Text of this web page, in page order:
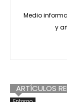
Medio
y
ARTÍCULOS